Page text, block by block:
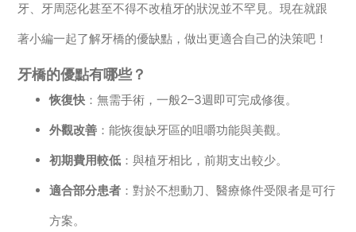
牙、牙周惡化甚至不得不改植牙的狀況並不罕見。現在就跟
著小編一起了解牙橋的優缺點，做出更適合自己的決策吧！
牙橋的優點有哪些？
恢復快 ：無需手術，一般2–3週即可完成修復。
外觀改善 ：能恢復缺牙區的咀嚼功能與美觀。
初期費用較低 ：與植牙相比，前期支出較少。
適合部分患者 ：對於不想動刀、醫療條件受限者是可行
方案。